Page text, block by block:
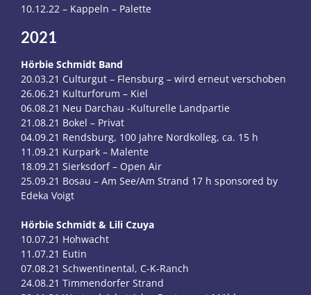
10.12.22 – Kappeln – Palette
2021
Hörbie Schmidt Band
20.03.21 Culturgut – Flensburg – wird erneut verschoben
26.06.21 Kulturforum – Kiel
06.08.21 Neu Darchau -Kulturelle Landpartie
21.08.21 Bokel – Privat
04.09.21 Rendsburg, 100 Jahre Nordkolleg, ca. 15 h
11.09.21 Kurpark – Malente
18.09.21 Sierksdorf – Open Air
25.09.21 Bosau – Am See/Am Strand 17 h sponsored by
Edeka Voigt
Hörbie Schmidt & Lili Czuya
10.07.21 Hohwacht
11.07.21 Eutin
07.08.21 Schwentinental, C-K-Ranch
24.08.21 Timmendorfer Strand